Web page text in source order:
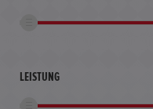
LEISTUNG